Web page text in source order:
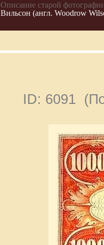
Описание старой
Вильсон (англ. Woodrow
ID: 6091